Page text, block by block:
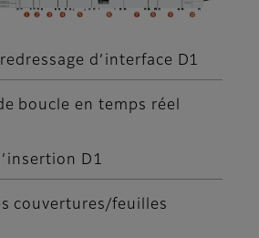
d’interface D1
boucle en temps réel
D1
couvertures/feuilles